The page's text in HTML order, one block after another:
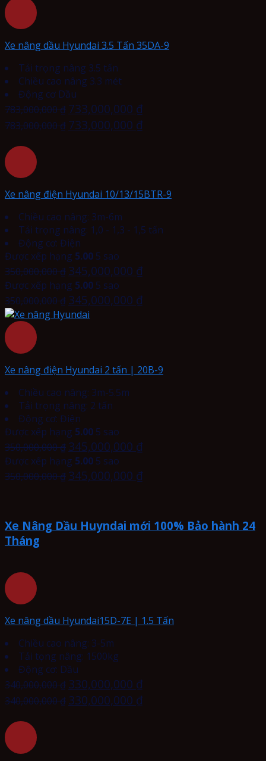
Xe nâng dầu Hyundai 3.5 Tấn 35DA-9
Tải trọng nâng 3.5 tấn
Chiều cao nâng 3.3 mét
Động cơ Dầu
783,000,000₫ 733,000,000 ₫
783,000,000₫ 733,000,000 ₫
Xe nâng điện Hyundai 10/13/15BTR-9
Chiều cao nâng: 3m-6m
Tải trọng nâng: 1,0 - 1,3 - 1,5 tấn
Động cơ: Điện
Được xếp hạng 5.00 5 sao
350,000,000₫ 345,000,000 ₫
Được xếp hạng 5.00 5 sao
350,000,000₫ 345,000,000 ₫
Xe nâng điện Hyundai 2 tấn | 20B-9
Chiều cao nâng: 3m-5.5m
Tải trọng nâng: 2 tấn
Động cơ: Điện
Được xếp hạng 5.00 5 sao
350,000,000₫ 345,000,000 ₫
Được xếp hạng 5.00 5 sao
350,000,000₫ 345,000,000 ₫
Xe Nâng Dầu Huyndai mới 100% Bảo hành 24
Tháng
Xe nâng dầu Hyundai15D-7E | 1.5 Tấn
Chiều cao nâng: 3-5m
Tải tọng nâng: 1500kg
Động cơ: Dầu
340,000,000₫ 330,000,000 ₫
340,000,000₫ 330,000,000 ₫